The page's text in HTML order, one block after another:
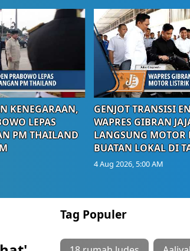
KENEGARAAN,
LEPAS
PM THAILAND
GENJOT TRANSISI
WAPRES GIBRAN
LANGSUNG MOTOR
BUATAN LOKAL DI
4 Aug 2026, 5:00 AM
Tag Populer